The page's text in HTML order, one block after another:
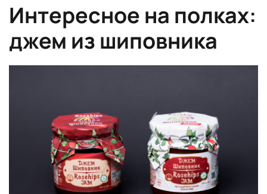
Интересное на полках:
джем из шиповника